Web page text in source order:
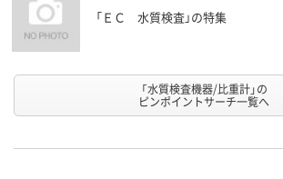
「ＥＣ 水質検査」の特集
「水質検査機器/比重計」の
ピンポイントサーチ一覧へ